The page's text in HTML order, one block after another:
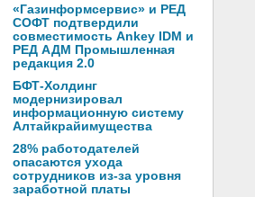
«Газинформсервис» и РЕД
СОФТ подтвердили
совместимость Ankey IDM и
РЕД АДМ Промышленная
редакция 2.0
БФТ-Холдинг
модернизировал
информационную систему
Алтайкрайимущества
28% работодателей
опасаются ухода
сотрудников из-за уровня
заработной платы